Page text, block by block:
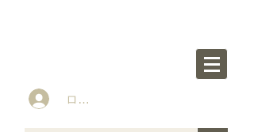
ログイン